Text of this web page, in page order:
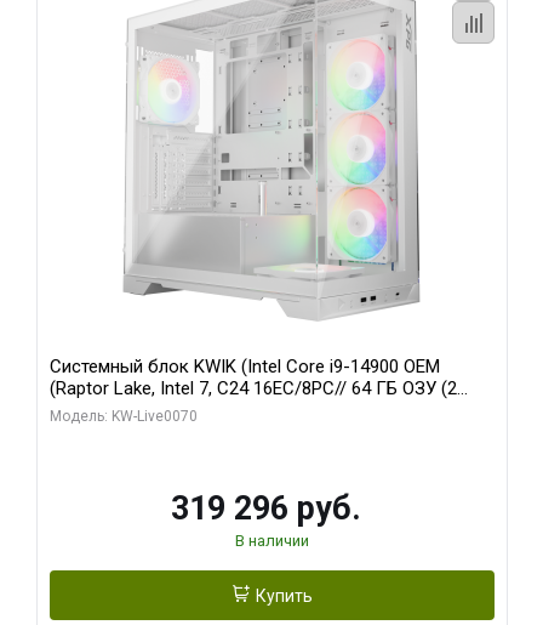
Системный блок KWIK (Intel Core i9-14900 OEM
(Raptor Lake, Intel 7, C24 16EC/8PC// 64 ГБ ОЗУ (2
модуля)/ Gigabyte RTX5080 XTREME WATERFORCE
Модель: KW-Live0070
319 296 руб.
В наличии
Купить